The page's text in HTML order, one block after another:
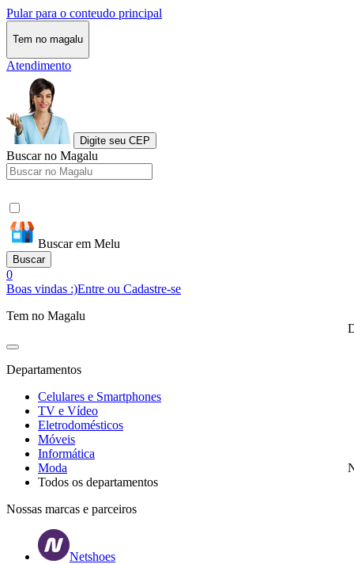
Pular para o conteudo principal
Tem no magalu
Atendimento
Digite seu CEP
Buscar no Magalu
Buscar em Melu
Buscar
0
Boas vindas :)Entre ou Cadastre-se
Tem no Magalu
Departamentos
Celulares e Smartphones
TV e Vídeo
Eletrodomésticos
Móveis
Informática
Moda
Todos os departamentos
Nossas marcas e parceiros
Netshoes